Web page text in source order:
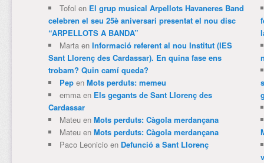
Tofol en El grup musical Arpellots Havaneres Band
celebren el seu 25è aniversari presentat el nou disc
“ARPELLOTS A BANDA”
Martaen Informació referent al nou Institut (IES
Sant Llorenç des Cardassar). En quina fase ens
trobam? Quin camí queda?
Pepen Mots perduts: memeu
emmaen Els gegants de Sant Llorenç des
Cardassar
Mateuen Mots perduts: Càgola merdançana
Mateuen Mots perduts: Càgola merdançana
Paco Leonicioen Defunció a Sant Llorenç